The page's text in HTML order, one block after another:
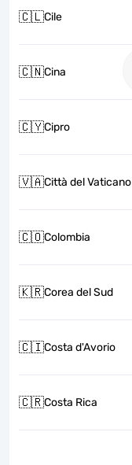
🇨🇱Cile
🇨🇳Cina
🇨🇾Cipro
🇻🇦Città del Vaticano
🇨🇴Colombia
🇰🇷Corea del Sud
🇨🇮Costa d'Avorio
🇨🇷Costa Rica